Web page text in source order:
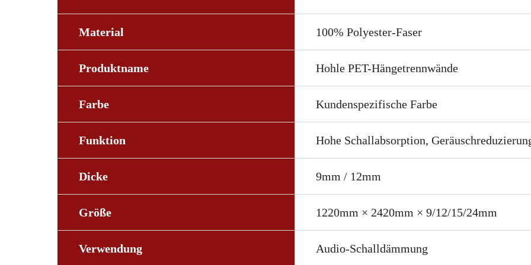
Material 100% Polyester-Faser
Produktname Hohle PET-Hängetrennwände
Farbe Kundenspezifische Farbe
Funktion Hohe Schallabsorption,
Dicke 9mm / 12mm
Größe 1220mm × 2420mm × 9/12/15/24mm
Verwendung Audio-Schalldämmung